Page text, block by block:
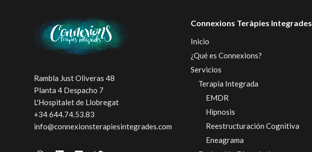
Rambla Just Oliveras 48
Planta 4 Despacho 7
L'Hospitalet de Llobregat
+34 644.74.53.83
info@connexionsterapiesintegrades.com
Connexions Teràpies Integrades
Inicio
¿Qué es Connexions?
Servicios
Terapia Integrada
EMDR
Hipnosis
Reestructuración Cognitiva
Eneagrama